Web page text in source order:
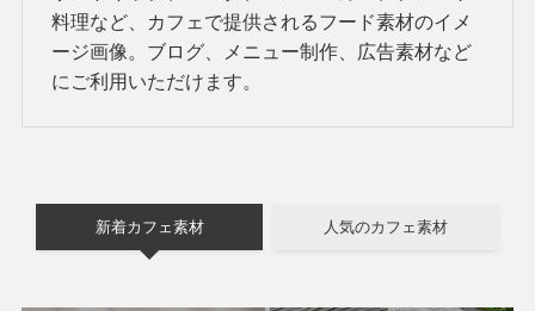
料理など、カフェで提供されるフード素材のイメ
ージ画像。ブログ、メニュー制作、広告素材など
にご利用いただけます。
新着カフェ素材 人気のカフェ素材